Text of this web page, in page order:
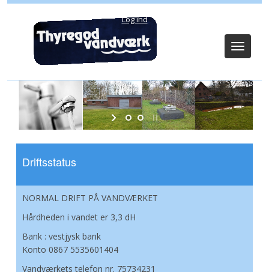
Log ind
Toggle
Driftsstatus
NORMAL DRIFT PÅ VANDVÆRKET
Hårdheden i vandet er 3,3 dH
Bank : vestjysk bank
Konto 0867 5535601404
Vandværkets telefon nr. 75734231